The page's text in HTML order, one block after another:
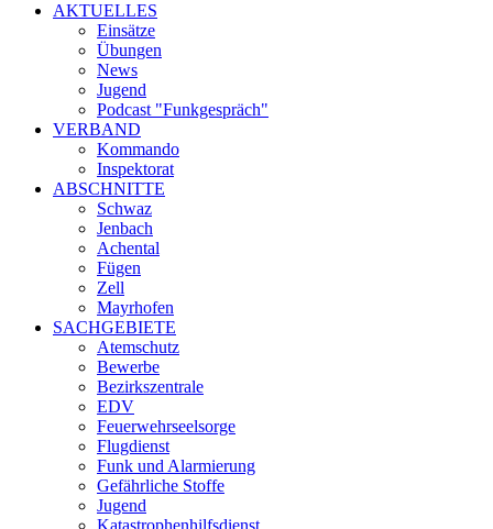
AKTUELLES
Einsätze
Übungen
News
Jugend
Podcast "Funkgespräch"
VERBAND
Kommando
Inspektorat
ABSCHNITTE
Schwaz
Jenbach
Achental
Fügen
Zell
Mayrhofen
SACHGEBIETE
Atemschutz
Bewerbe
Bezirkszentrale
EDV
Feuerwehrseelsorge
Flugdienst
Funk und Alarmierung
Gefährliche Stoffe
Jugend
Katastrophenhilfsdienst